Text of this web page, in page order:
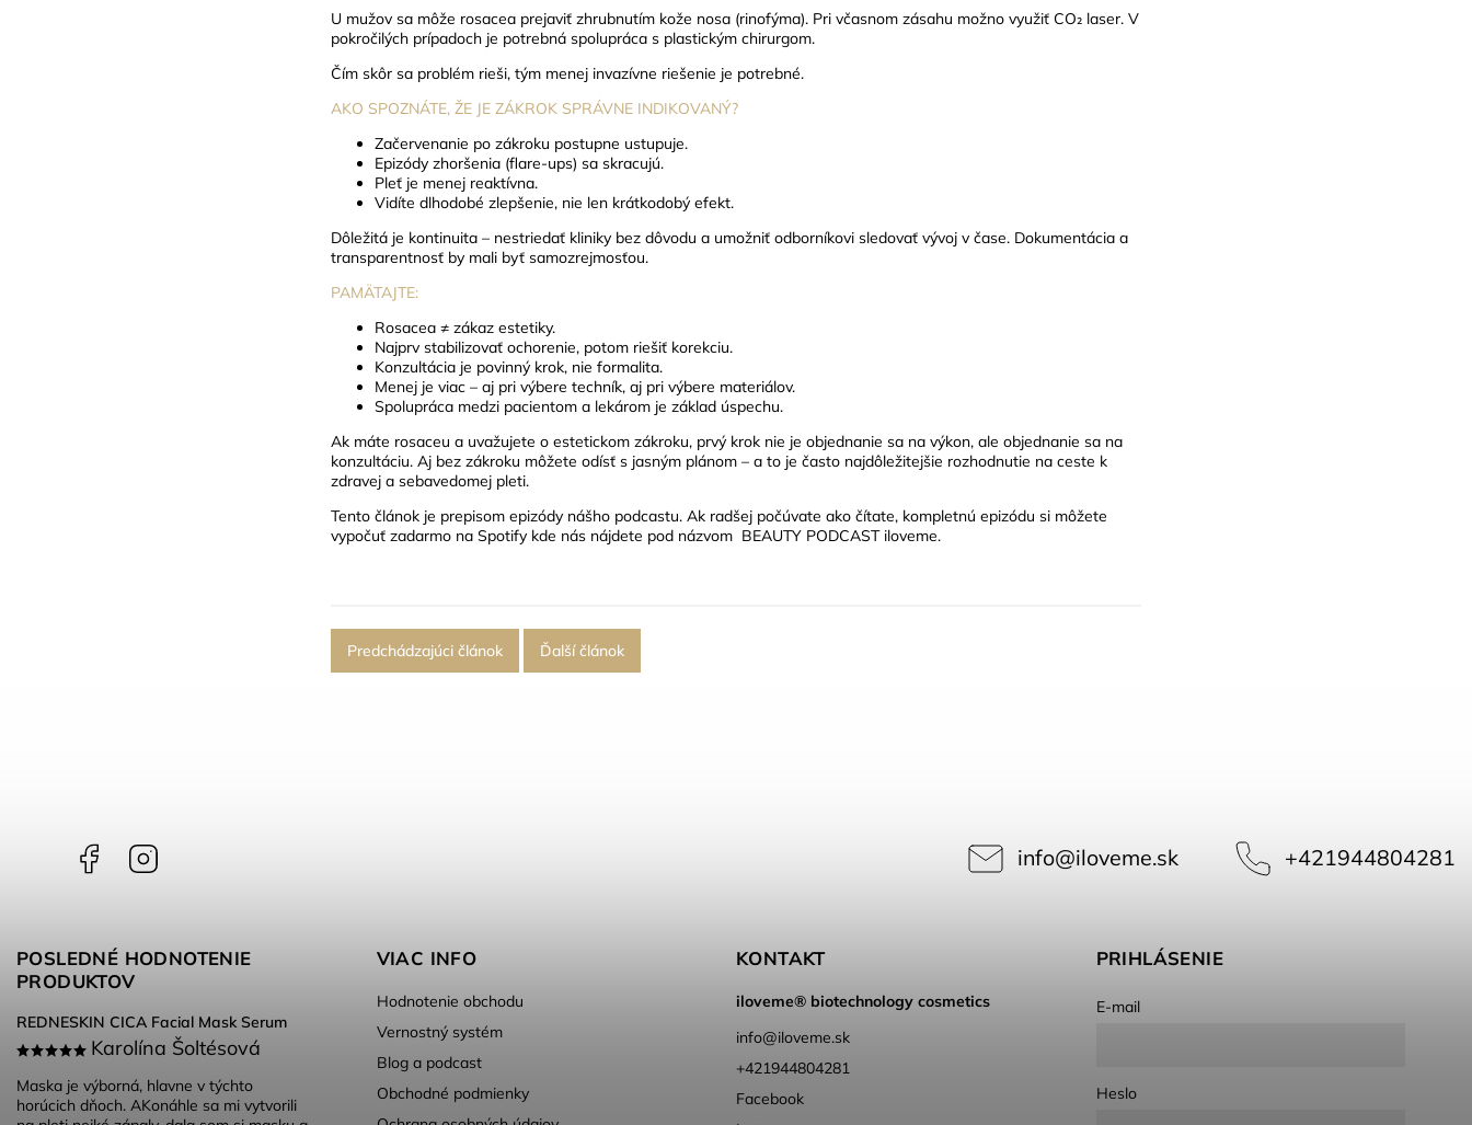
U mužov sa môže rosacea prejaviť zhrubnutím kože nosa (rinofýma). Pri včasnom zásahu možno využiť CO₂ laser. V
pokročilých prípadoch je potrebná spolupráca s plastickým chirurgom.
Čím skôr sa problém rieši, tým menej invazívne riešenie je potrebné.
AKO SPOZNÁTE, ŽE JE ZÁKROK SPRÁVNE INDIKOVANÝ?
Začervenanie po zákroku postupne ustupuje.
Epizódy zhoršenia (flare-ups) sa skracujú.
Pleť je menej reaktívna.
Vidíte dlhodobé zlepšenie, nie len krátkodobý efekt.
Dôležitá je kontinuita – nestriedať kliniky bez dôvodu a umožniť odborníkovi sledovať vývoj v čase. Dokumentácia a
transparentnosť by mali byť samozrejmosťou.
PAMÄTAJTE:
Rosacea ≠ zákaz estetiky.
Najprv stabilizovať ochorenie, potom riešiť korekciu.
Konzultácia je povinný krok, nie formalita.
Menej je viac – aj pri výbere techník, aj pri výbere materiálov.
Spolupráca medzi pacientom a lekárom je základ úspechu.
Ak máte rosaceu a uvažujete o estetickom zákroku, prvý krok nie je objednanie sa na výkon, ale objednanie sa na
konzultáciu. Aj bez zákroku môžete odísť s jasným plánom – a to je často najdôležitejšie rozhodnutie na ceste k
zdravej a sebavedomej pleti.
Tento článok je prepisom epizódy nášho podcastu. Ak radšej počúvate ako čítate, kompletnú epizódu si môžete
vypočuť zadarmo na Spotify kde nás nájdete pod názvom BEAUTY PODCAST iloveme.
Predchádzajúci článok Ďalší článok
Facebook info@iloveme.sk +421944804281
POSLEDNÉ HODNOTENIE
PRODUKTOV
REDNESKIN CICA Facial Mask Serum
Karolína Šoltésová
Maska je výborná, hlavne v týchto
horúcich dňoch. AKonáhle sa mi vytvorili
VIAC INFO
Hodnotenie obchodu
Vernostný systém
Blog a podcast
Obchodné podmienky
KONTAKT
iloveme® biotechnology cosmetics
info@iloveme.sk
+421944804281
Facebook
PRIHLÁSENIE
E-mail
Heslo